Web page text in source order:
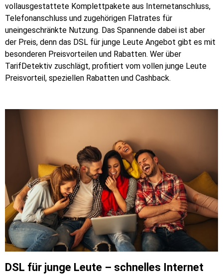
vollausgestattete Komplettpakete aus Internetanschluss,
Telefonanschluss und zugehörigen Flatrates für
uneingeschränkte Nutzung. Das Spannende dabei ist aber
der Preis, denn das DSL für junge Leute Angebot gibt es mit
besonderen Preisvorteilen und Rabatten. Wer über
TarifDetektiv zuschlägt, profitiert vom vollen junge Leute
Preisvorteil, speziellen Rabatten und Cashback.
DSL für junge Leute – schnelles Internet